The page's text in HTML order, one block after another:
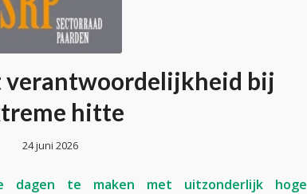
verantwoordelijkheid bij
hitte
24 juni 2026
dagen te maken met uitzonderlijk hoge